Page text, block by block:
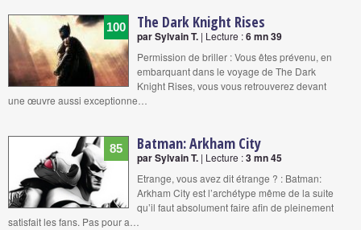
100 The Dark Knight Rises
par Sylvain T. | Lecture :6 mn 39
Permission de briller : Vous êtes prévenu, en
embarquant dans le voyage de The Dark
Knight Rises, vous vous retrouverez devant
une œuvre aussi exceptionne…
85 Batman: Arkham City
par Sylvain T. | Lecture :3 mn 45
Etrange, vous avez dit étrange ? : Batman:
Arkham City est l’archétype même de la suite
qu’il faut absolument faire afin de pleinement
satisfait les fans. Pas pour a…